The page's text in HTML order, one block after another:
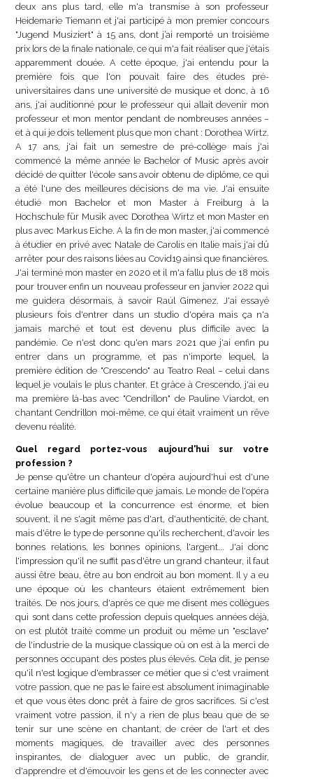
deux ans plus tard, elle m'a transmise à son professeur
Heidemarie Tiemann et j'ai participé à mon premier concours
"Jugend Musiziert" à 15 ans, dont j’ai remporté un troisième
prix lors de la finale nationale, ce qui m'a fait réaliser que j'étais
apparemment douée. A cette époque, j'ai entendu pour la
première fois que l'on pouvait faire des études pré-
universitaires dans une université de musique et donc, à 16
ans, j'ai auditionné pour le professeur qui allait devenir mon
professeur et mon mentor pendant de nombreuses années –
et à qui je dois tellement plus que mon chant : Dorothea Wirtz.
A 17 ans, j'ai fait un semestre de pré-collège mais j'ai
commencé la même année le Bachelor of Music après avoir
décidé de quitter l'école sans avoir obtenu de diplôme, ce qui
a été l'une des meilleures décisions de ma vie. J'ai ensuite
étudié mon Bachelor et mon Master à Freiburg à la
Hochschule für Musik avec Dorothea Wirtz et mon Master en
plus avec Markus Eiche. A la fin de mon master, j'ai commencé
à étudier en privé avec Natale de Carolis en Italie mais j'ai dû
arrêter pour des raisons liées au Covid19 ainsi que financières.
J'ai terminé mon master en 2020 et il m'a fallu plus de 18 mois
pour trouver enfin un nouveau professeur en janvier 2022 qui
me guidera désormais, à savoir Raúl Gimenez. J'ai essayé
plusieurs fois d'entrer dans un studio d'opéra mais ça n'a
jamais marché et tout est devenu plus difficile avec la
pandémie. Ce n'est donc qu'en mars 2021 que j'ai enfin pu
entrer dans un programme, et pas n'importe lequel, la
première édition de "Crescendo" au Teatro Real – celui dans
lequel je voulais le plus chanter. Et grâce à Crescendo, j'ai eu
ma première là-bas avec "Cendrillon" de Pauline Viardot, en
chantant Cendrillon moi-même, ce qui était vraiment un rêve
devenu réalité.
Quel regard portez-vous aujourd'hui sur votre
profession ?
Je pense qu'être un chanteur d'opéra aujourd'hui est d'une
certaine manière plus difficile que jamais. Le monde de l'opéra
évolue beaucoup et la concurrence est énorme, et bien
souvent, il ne s'agit même pas d'art, d'authenticité, de chant,
mais d'être le type de personne qu'ils recherchent, d'avoir les
bonnes relations, les bonnes opinions, l'argent... J'ai donc
l'impression qu'il ne suffit pas d'être un grand chanteur, il faut
aussi être beau, être au bon endroit au bon moment. Il y a eu
une époque où les chanteurs étaient extrêmement bien
traités. De nos jours, d'après ce que me disent mes collègues
qui sont dans cette profession depuis quelques années déjà,
on est plutôt traité comme un produit ou même un "esclave"
de l'industrie de la musique classique où on est à la merci de
personnes occupant des postes plus élevés. Cela dit, je pense
qu'il n'est logique d'embrasser ce métier que si c'est vraiment
votre passion, que ne pas le faire est absolument inimaginable
et que vous êtes donc prêt à faire de gros sacrifices. Si c'est
vraiment votre passion, il n'y a rien de plus beau que de se
tenir sur une scène en chantant, de créer de l'art et des
moments magiques, de travailler avec des personnes
inspirantes, de dialoguer avec un public, de grandir,
d'apprendre et d'émouvoir les gens et de les connecter avec